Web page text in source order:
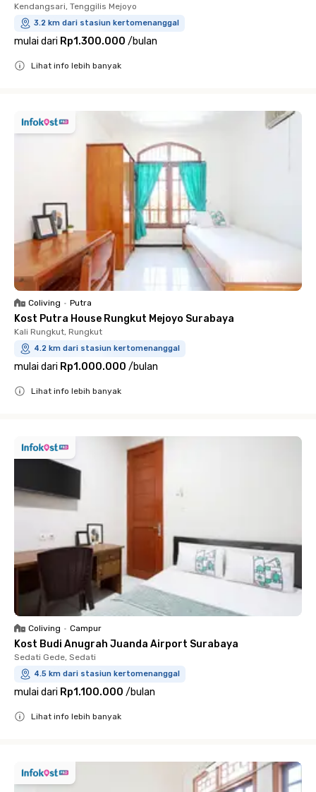
Kendangsari, Tenggilis Mejoyo
3.2 km dari stasiun kertomenanggal
mulai dari Rp1.300.000 /bulan
Lihat info lebih banyak
Coliving • Putra
Kost Putra House Rungkut Mejoyo Surabaya
Kali Rungkut, Rungkut
4.2 km dari stasiun kertomenanggal
mulai dari Rp1.000.000 /bulan
Lihat info lebih banyak
Coliving • Campur
Kost Budi Anugrah Juanda Airport Surabaya
Sedati Gede, Sedati
4.5 km dari stasiun kertomenanggal
mulai dari Rp1.100.000 /bulan
Lihat info lebih banyak